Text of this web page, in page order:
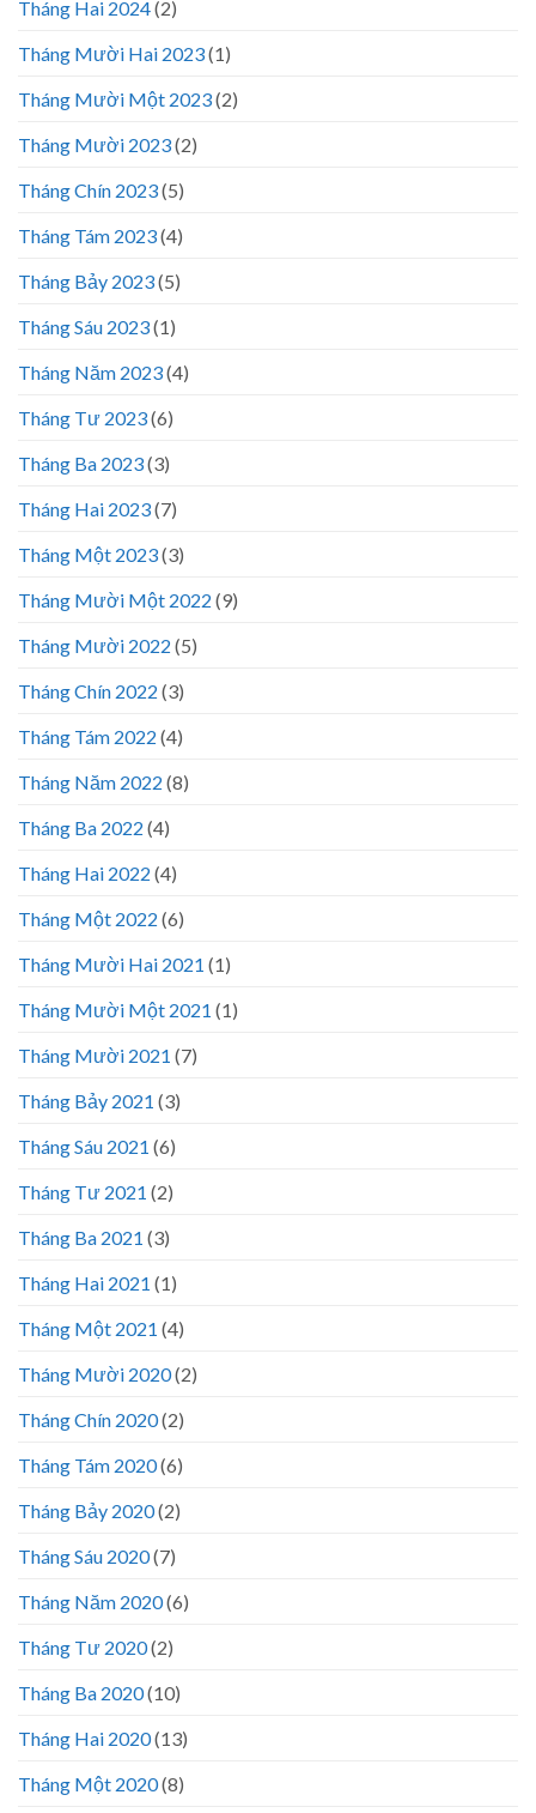
Tháng Hai 2024(2)
Tháng Mười Hai 2023(1)
Tháng Mười Một 2023(2)
Tháng Mười 2023(2)
Tháng Chín 2023(5)
Tháng Tám 2023(4)
Tháng Bảy 2023(5)
Tháng Sáu 2023(1)
Tháng Năm 2023(4)
Tháng Tư 2023(6)
Tháng Ba 2023(3)
Tháng Hai 2023(7)
Tháng Một 2023(3)
Tháng Mười Một 2022 (9)
Tháng Mười 2022 (5)
Tháng Chín 2022 (3)
Tháng Tám 2022 (4)
Tháng Năm 2022 (8)
Tháng Ba 2022 (4)
Tháng Hai 2022 (4)
Tháng Một 2022 (6)
Tháng Mười Hai 2021 (1)
Tháng Mười Một 2021 (1)
Tháng Mười 2021 (7)
Tháng Bảy 2021 (3)
Tháng Sáu 2021 (6)
Tháng Tư 2021 (2)
Tháng Ba 2021 (3)
Tháng Hai 2021 (1)
Tháng Một 2021 (4)
Tháng Mười 2020(2)
Tháng Chín 2020(2)
Tháng Tám 2020(6)
Tháng Bảy 2020(2)
Tháng Sáu 2020(7)
Tháng Năm 2020(6)
Tháng Tư 2020(2)
Tháng Ba 2020(10)
Tháng Hai 2020(13)
Tháng Một 2020(8)